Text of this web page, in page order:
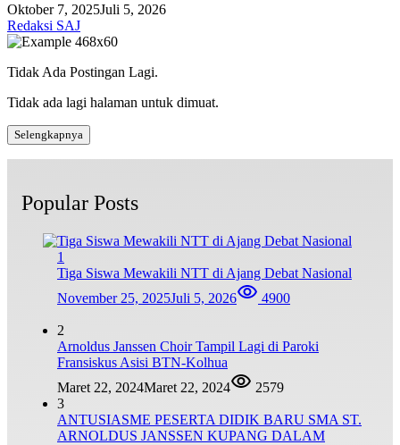
Oktober 7, 2025Juli 5, 2026
Redaksi SAJ
Tidak Ada Postingan Lagi.
Tidak ada lagi halaman untuk dimuat.
Selengkapnya
Popular Posts
1
Tiga Siswa Mewakili NTT di Ajang Debat Nasional
November 25, 2025Juli 5, 2026 4900
2
Arnoldus Janssen Choir Tampil Lagi di Paroki
Fransiskus Asisi BTN-Kolhua
Maret 22, 2024Maret 22, 2024
2579
3
ANTUSIASME PESERTA DIDIK BARU SMA ST.
ARNOLDUS JANSSEN KUPANG DALAM